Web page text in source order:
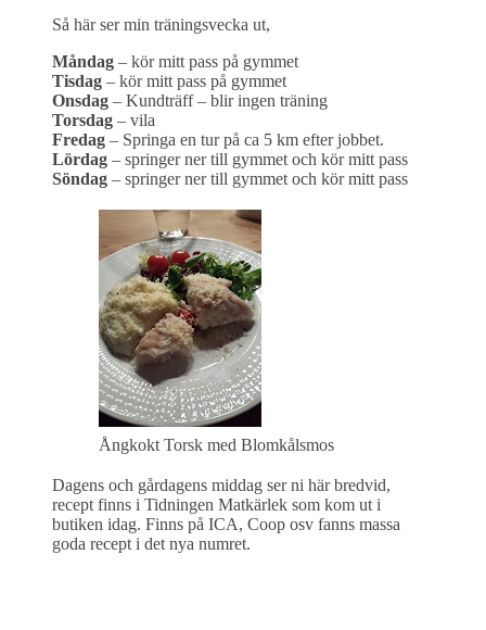
Så här ser min träningsvecka ut,
Måndag – kör mitt pass på gymmet
Tisdag – kör mitt pass på gymmet
Onsdag – Kundträff – blir ingen träning
Torsdag – vila
Fredag – Springa en tur på ca 5 km efter jobbet.
Lördag – springer ner till gymmet och kör mitt pass
Söndag – springer ner till gymmet och kör mitt pass
Ångkokt Torsk med Blomkålsmos
Dagens och gårdagens middag ser ni här bredvid,
recept finns i Tidningen Matkärlek som kom ut i
butiken idag. Finns på ICA, Coop osv fanns massa
goda recept i det nya numret.